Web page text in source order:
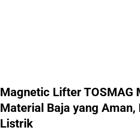
Magnetic Lifter TOSMAG
Material Baja yang
Listrik